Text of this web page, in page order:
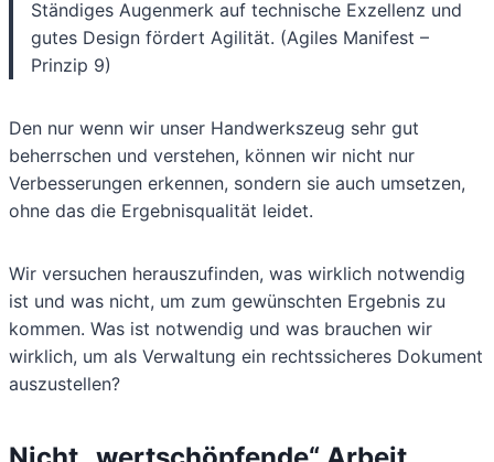
Ständiges Augenmerk auf technische Exzellenz und
gutes Design fördert Agilität. (Agiles Manifest –
Prinzip 9)
Den nur wenn wir unser Handwerkszeug sehr gut
beherrschen und verstehen, können wir nicht nur
Verbesserungen erkennen, sondern sie auch umsetzen,
ohne das die Ergebnisqualität leidet.
Wir versuchen herauszufinden, was wirklich notwendig
ist und was nicht, um zum gewünschten Ergebnis zu
kommen. Was ist notwendig und was brauchen wir
wirklich, um als Verwaltung ein rechtssicheres Dokument
auszustellen?